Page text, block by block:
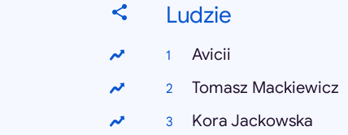
Ludzie
Avicii
Tomasz Mackiewicz
Kora Jackowska